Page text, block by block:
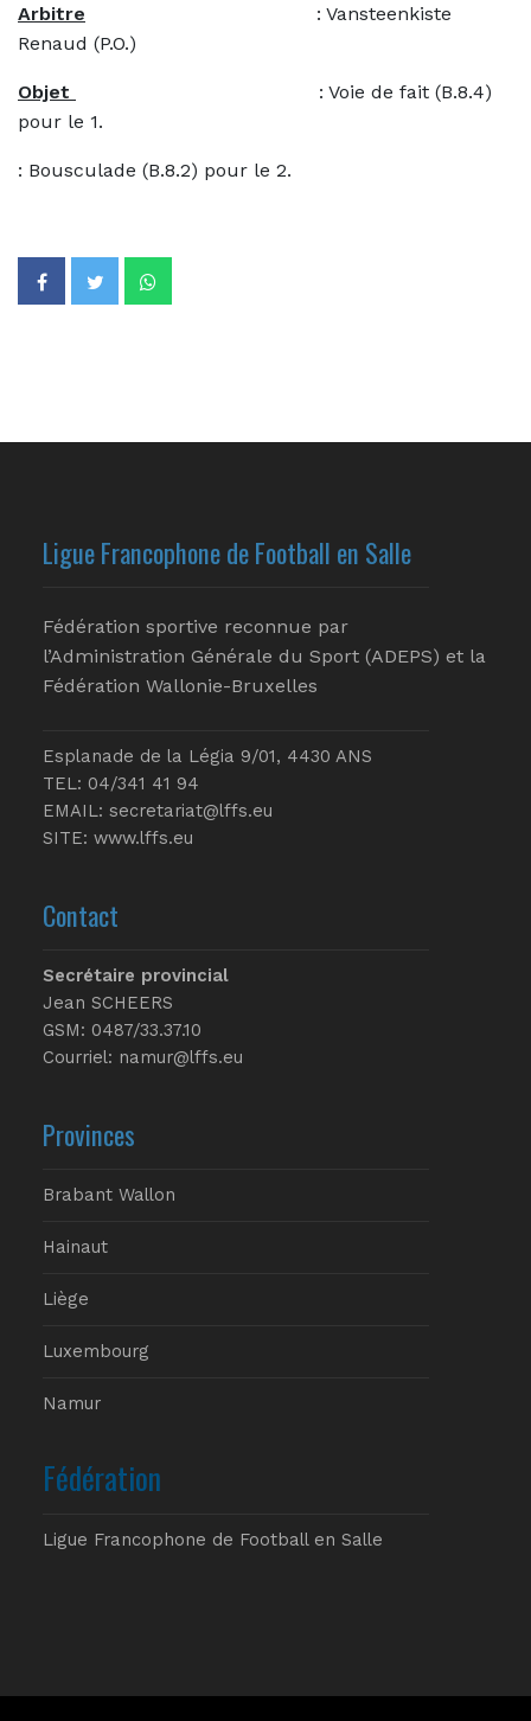
Arbitre : Vansteenkiste
Renaud (P.O.)
Objet
: Voie de fait (B.8.4)
pour le 1.
: Bousculade (B.8.2) pour le 2.
Ligue Francophone de Football en Salle
Fédération sportive reconnue par
l’Administration Générale du Sport (ADEPS) et la
Fédération Wallonie-Bruxelles
Esplanade de la Légia 9/01, 4430 ANS
TEL: 04/341 41 94
EMAIL: secretariat@lffs.eu
SITE: www.lffs.eu
Contact
Secrétaire provincial
Jean SCHEERS
GSM: 0487/33.37.10
Courriel: namur@lffs.eu
Provinces
Brabant Wallon
Hainaut
Liège
Luxembourg
Namur
Fédération
Ligue Francophone de Football en Salle